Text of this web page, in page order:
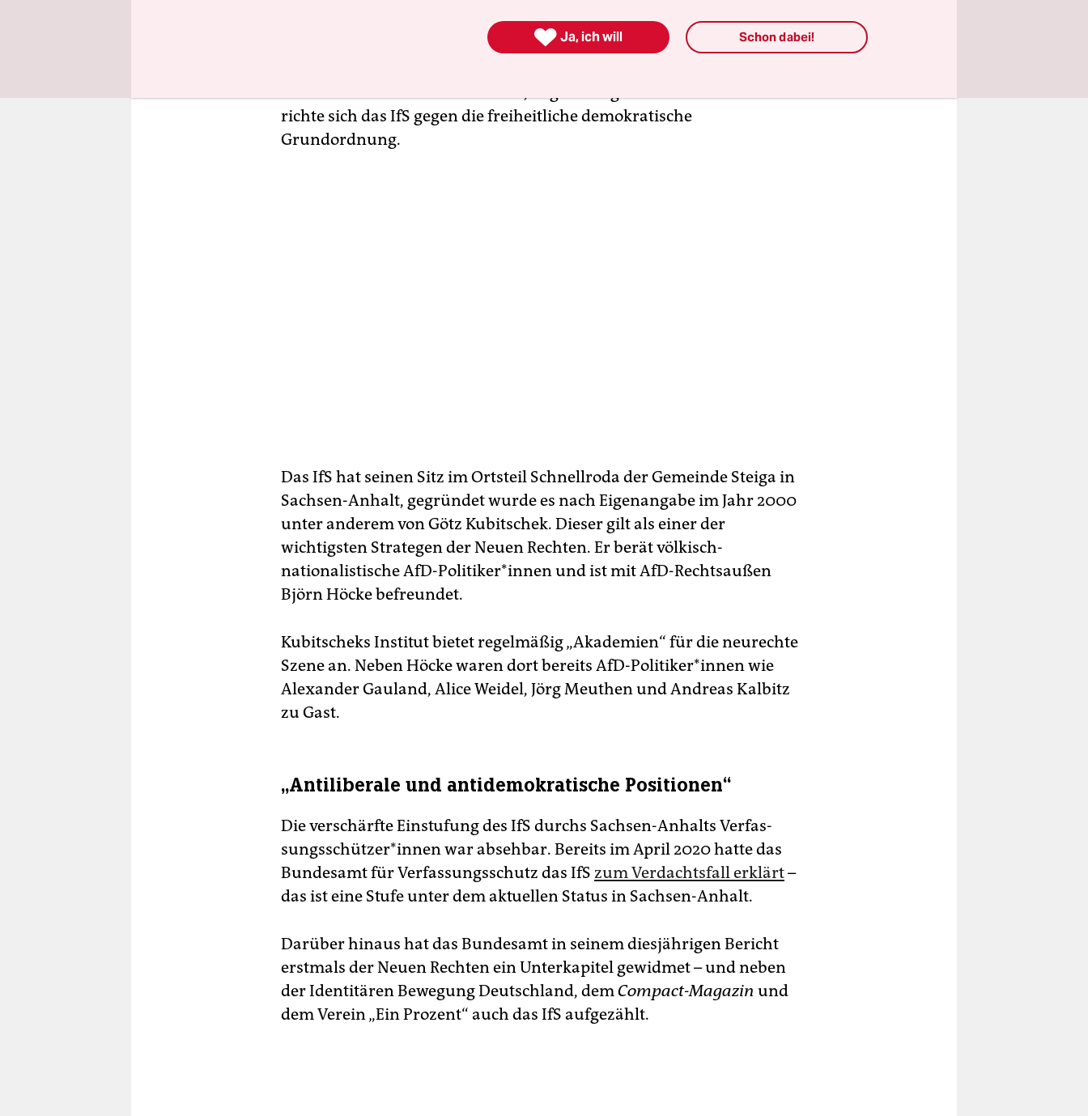
die Ansicht, dass Menschen unterschiedlicher Ethnien nicht in einer
Gesellschaft zusammenleben sollten. Dem Landesverfassungsschutz
richte sich das IfS gegen die freiheitliche demokratische
Grundordnung.
Das IfS hat seinen Sitz im Ortsteil Schnellroda der Gemeinde Steiga in
Sachsen-Anhalt, gegründet wurde es nach Eigenangabe im Jahr 2000
unter anderem von Götz Kubitschek. Dieser gilt als einer der
wichtigsten Strategen der Neuen Rechten. Er berät völkisch-
nationalistische AfD-Politiker*innen und ist mit AfD-Rechtsaußen
Björn Höcke befreundet.
Kubitscheks Institut bietet regelmäßig „Akademien“ für die neurechte
Szene an. Neben Höcke waren dort bereits AfD-Politiker*innen wie
Alexander Gauland, Alice Weidel, Jörg Meuthen und Andreas Kalbitz
zu Gast.
„Antiliberale und antidemokratische Positionen“
Die verschärfte Einstufung des IfS durchs Sachsen-Anhalts Ver­fas­
sungs­schüt­ze­r*in­nen war absehbar. Bereits im April 2020 hatte das
Bundesamt für Verfassungsschutz das IfS zum Verdachtsfall erklärt–
das ist eine Stufe unter dem aktuellen Status in Sachsen-Anhalt.
Darüber hinaus hat das Bundesamt in seinem diesjährigen Bericht
erstmals der Neuen Rechten ein Unterkapitel gewidmet – und neben
der Identitären Bewegung Deutschland, demCompact-Magazin und
dem Verein „Ein Prozent“ auch das IfS aufgezählt.
 Ja, ich will Schon dabei!